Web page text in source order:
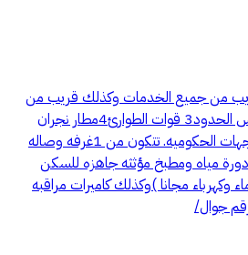
من جميع الخدمات وكذلك قريب من
1جامعة نجران 2وقيادة حرس الحدود3 قوات الطوارئ4مطار نجران
5دله للرخص والعديد من الجهات الحكوميه. تتكون من 1غرفه وصاله
مياه 2غرفه ودورة مياه ومطبخ مؤثثه جاهزه للسكن
وكهرباء مجانا )وكذلك كاميرات مراقبه
جوال/‭